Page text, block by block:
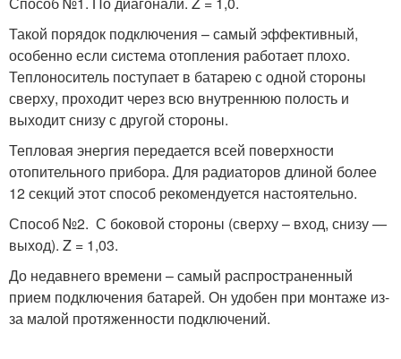
Такой порядок подключения – самый эффективный,
особенно если система отопления работает плохо.
Теплоноситель поступает в батарею с одной стороны
сверху, проходит через всю внутреннюю полость и
выходит снизу с другой стороны.
Тепловая энергия передается всей поверхности
отопительного прибора. Для радиаторов длиной более
12 секций этот способ рекомендуется настоятельно.
Способ №2. С боковой стороны (сверху – вход, снизу —
выход). Z = 1,03.
До недавнего времени – самый распространенный
прием подключения батарей. Он удобен при монтаже из-
за малой протяженности подключений.